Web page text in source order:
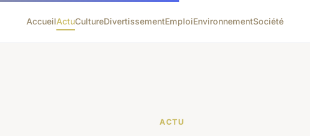
AccueilActuCultureDivertissementEmploiEnvironnementSociété
ACTU